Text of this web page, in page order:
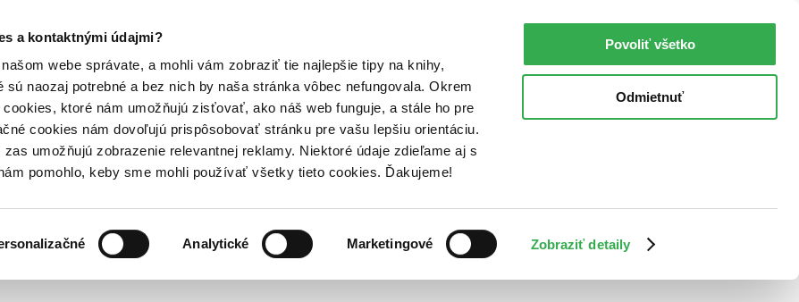
a kontaktnými údajmi?
webe správate, a mohli vám zobraziť tie najlepšie tipy na knihy,
naozaj potrebné a bez nich by naša stránka vôbec nefungovala. Okrem
ktoré nám umožňujú zisťovať, ako náš web funguje, a stále ho pre
cookies nám dovoľujú prispôsobovať stránku pre vašu lepšiu orientáciu.
umožňujú zobrazenie relevantnej reklamy. Niektoré údaje zdieľame aj s
pomohlo, keby sme mohli používať všetky tieto cookies. Ďakujeme!
Analytické Marketingové Zobraziť detaily
Povoliť všetko
Odmietnuť